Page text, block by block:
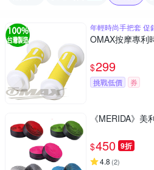
年輕時尚手把套 促
OMAX按摩專利
$299
挑戰低價 券
《MERIDA》
$450 9折
4.8 (2)